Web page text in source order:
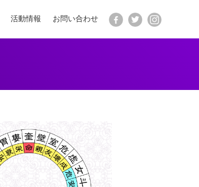
活動情報 お問い合わせ